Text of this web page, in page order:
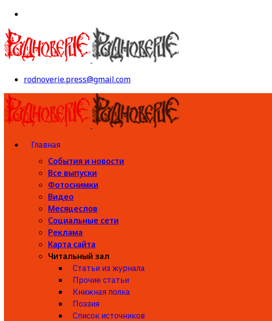
rodnoverie.press@gmail.com
Главная
События и новости
Все выпуски
Фотоснимки
Видео
Месяцеслов
Социальные сети
Реклама
Карта сайта
Читальный зал
Статьи из журнала
Прочие статьи
Книжная полка
Поэзия
Список источников